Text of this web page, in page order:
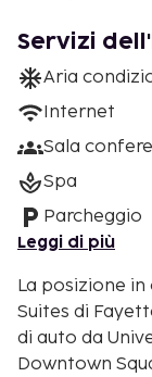
Servizi
Aria
Internet
Sala
Spa
Parcheggio
Leggi di più
La posizione
Suites di
di auto da
Downtown Square. Questo hotel si trova